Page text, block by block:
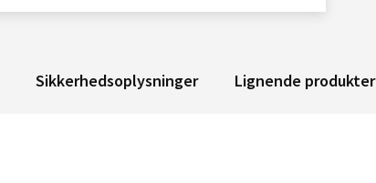
Sikkerhedsoplysninger Lignende produkter